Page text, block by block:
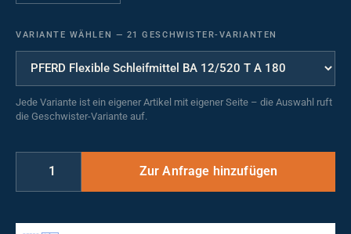
VARIANTE WÄHLEN — 21 GESCHWISTER-VARIANTEN
Jede Variante ist ein eigener Artikel mit eigener Seite – die Auswahl ruft
die Geschwister-Variante auf.